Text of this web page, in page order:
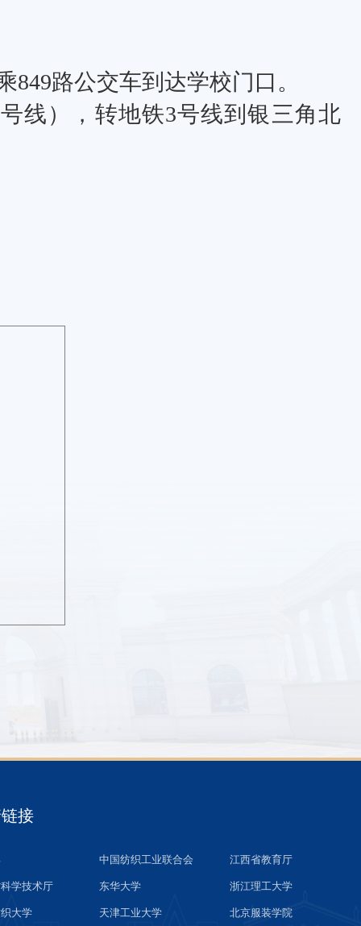
路公交车到达学校门口。
线），转地铁3号线到银三角北
接
中国纺织工业联合会 江西省教育厅
学技术厅 东华大学 浙江理工大学
大学 天津工业大学 北京服装学院